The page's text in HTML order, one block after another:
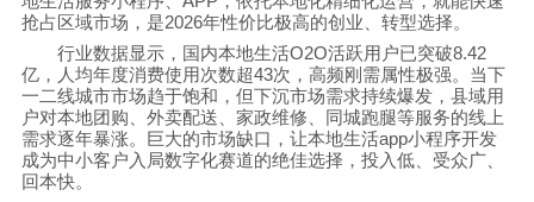
抢占区域市场，是2026年性价比极高的创业、转型选择。
行业数据显示，国内本地生活O2O活跃用户已突破8.42
亿，人均年度消费使用次数超43次，高频刚需属性极强。当下
一二线城市市场趋于饱和，但下沉市场需求持续爆发，县域用
户对本地团购、外卖配送、家政维修、同城跑腿等服务的线上
需求逐年暴涨。巨大的市场缺口，让本地生活app小程序开发
成为中小客户入局数字化赛道的绝佳选择，投入低、受众广、
回本快。